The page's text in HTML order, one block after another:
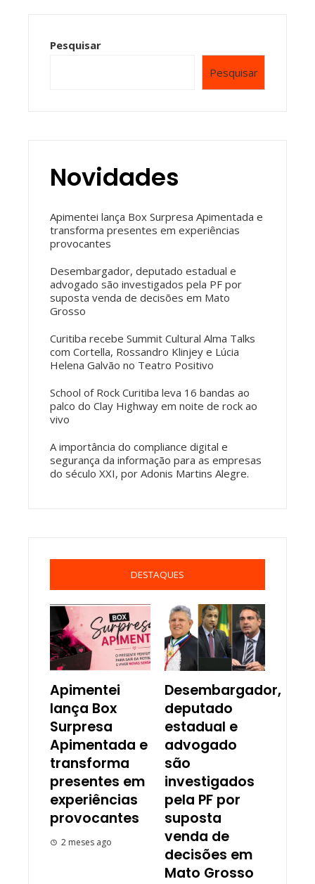
Pesquisar
Pesquisar
Novidades
Apimentei lança Box Surpresa Apimentada e
transforma presentes em experiências
provocantes
Desembargador, deputado estadual e
advogado são investigados pela PF por
suposta venda de decisões em Mato
Grosso
Curitiba recebe Summit Cultural Alma Talks
com Cortella, Rossandro Klinjey e Lúcia
Helena Galvão no Teatro Positivo
School of Rock Curitiba leva 16 bandas ao
palco do Clay Highway em noite de rock ao
vivo
A importância do compliance digital e
segurança da informação para as empresas
do século XXI, por Adonis Martins Alegre.
DESTAQUES
Apimentei
lança Box
Surpresa
Apimentada e
transforma
presentes em
experiências
provocantes
2 meses ago
Desembargador,
deputado
estadual e
advogado
são
investigados
pela PF por
suposta
venda de
decisões em
Mato Grosso